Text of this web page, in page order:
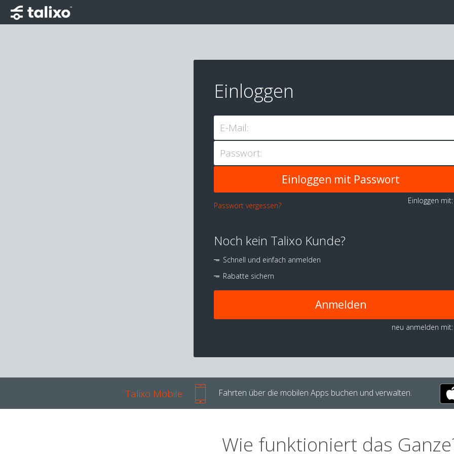
Einloggen
E-Mail:
Passwort:
Passwort vergessen?
Einloggen
Noch kein Talixo Kunde?
Schnell und einfach anmelden
Rabatte sichern
Anmelden
neu anmelden mit:
Talixo Mobile Fahrten über die mobilen Apps buchen und verwalten.
Wie funktioniert das